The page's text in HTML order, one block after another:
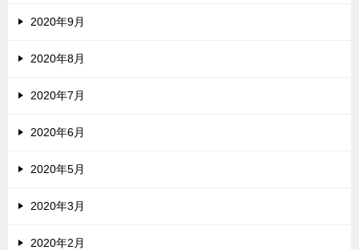
2020年9月
2020年8月
2020年7月
2020年6月
2020年5月
2020年3月
2020年2月